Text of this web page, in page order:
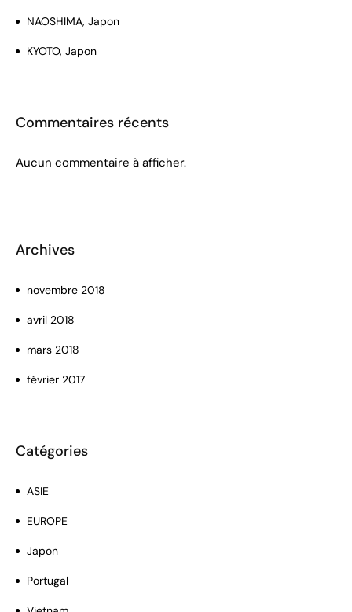
NAOSHIMA, Japon
KYOTO, Japon
Commentaires récents
Aucun commentaire à afficher.
Archives
novembre 2018
avril 2018
mars 2018
février 2017
Catégories
ASIE
EUROPE
Japon
Portugal